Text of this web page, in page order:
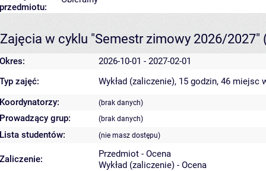
przedmiotu:
Zajęcia w cyklu "Semestr zimowy 2026/2027"
Okres:
2026-10-01 - 2027-02-01
Typ zajęć:
Wykład (zaliczenie), 15 godzin, 46 miejsc
Koordynatorzy:
(brak danych)
Prowadzący grup: (brak danych)
Lista studentów: (nie masz dostępu)
Zaliczenie:
Przedmiot - Ocena
Wykład (zaliczenie) - Ocena